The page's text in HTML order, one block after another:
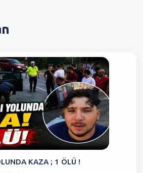
KAZA ; 1 ÖLÜ !